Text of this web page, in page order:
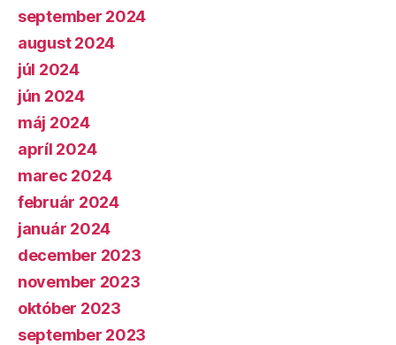
september 2024
august 2024
júl 2024
jún 2024
máj 2024
apríl 2024
marec 2024
február 2024
január 2024
december 2023
november 2023
október 2023
september 2023